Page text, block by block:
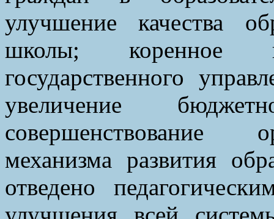
улучшение качества
школы; коренное
государственного
увеличение
совершенствование
механизма развития
отведено